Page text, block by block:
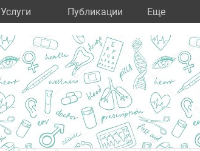
Услуги Публикации Eще